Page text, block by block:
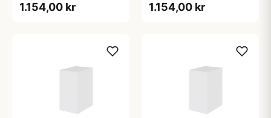
1.154,00 kr 1.154,00 kr